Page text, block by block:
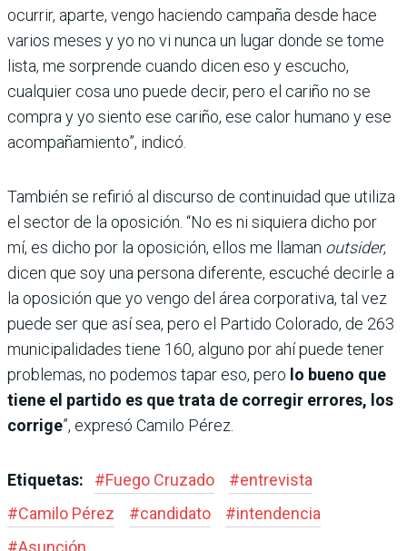
ocurrir, aparte, vengo haciendo campaña desde hace
varios meses y yo no vi nunca un lugar donde se tome
lista, me sorprende cuando dicen eso y escucho,
cualquier cosa uno puede decir, pero el cariño no se
compra y yo siento ese cariño, ese calor humano y ese
acompañamiento”, indicó.
También se refirió al discurso de continuidad que utiliza
el sector de la oposición. “No es ni siquiera dicho por
mí, es dicho por la oposición, ellos me llaman outsider,
dicen que soy una persona diferente, escuché decirle a
la oposición que yo vengo del área corporativa, tal vez
puede ser que así sea, pero el Partido Colorado, de 263
municipalidades tiene 160, alguno por ahí puede tener
problemas, no podemos tapar eso, pero lo bueno que
tiene el partido es que trata de corregir errores, los
corrige”, expresó Camilo Pérez.
Etiquetas: #Fuego Cruzado #entrevista
#Camilo Pérez #candidato #intendencia
#Asunción